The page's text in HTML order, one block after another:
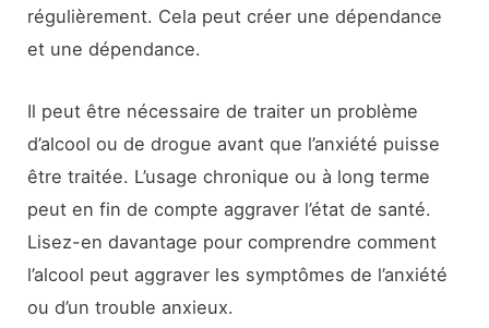
régulièrement. Cela peut créer une dépendance
et une dépendance.
Il peut être nécessaire de traiter un problème
d’alcool ou de drogue avant que l’anxiété puisse
être traitée. L’usage chronique ou à long terme
peut en fin de compte aggraver l’état de santé.
Lisez-en davantage pour comprendre comment
l’alcool peut aggraver les symptômes de l’anxiété
ou d’un trouble anxieux.